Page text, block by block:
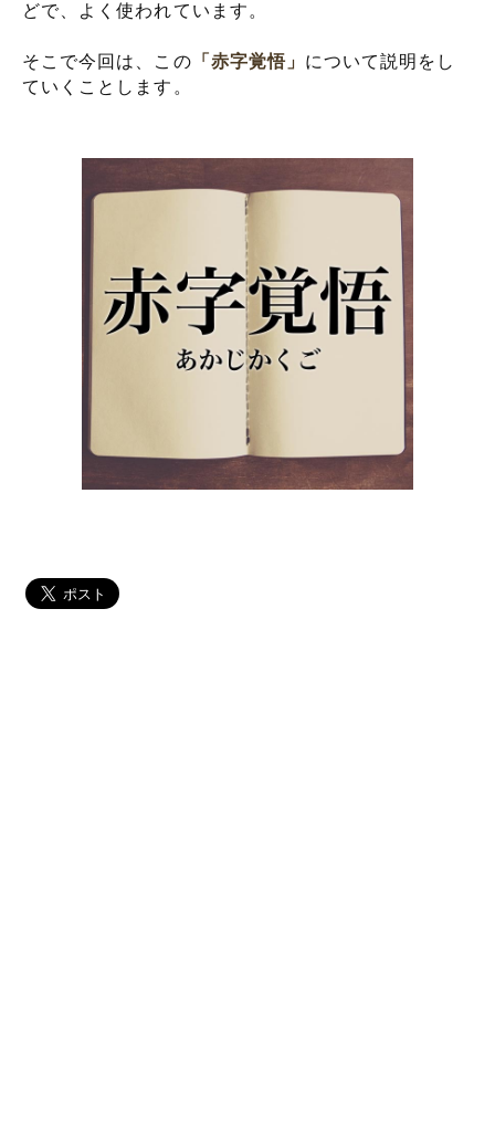
どで、よく使われています。
そこで今回は、この 「赤字覚悟」 について説明をし
ていくことします。